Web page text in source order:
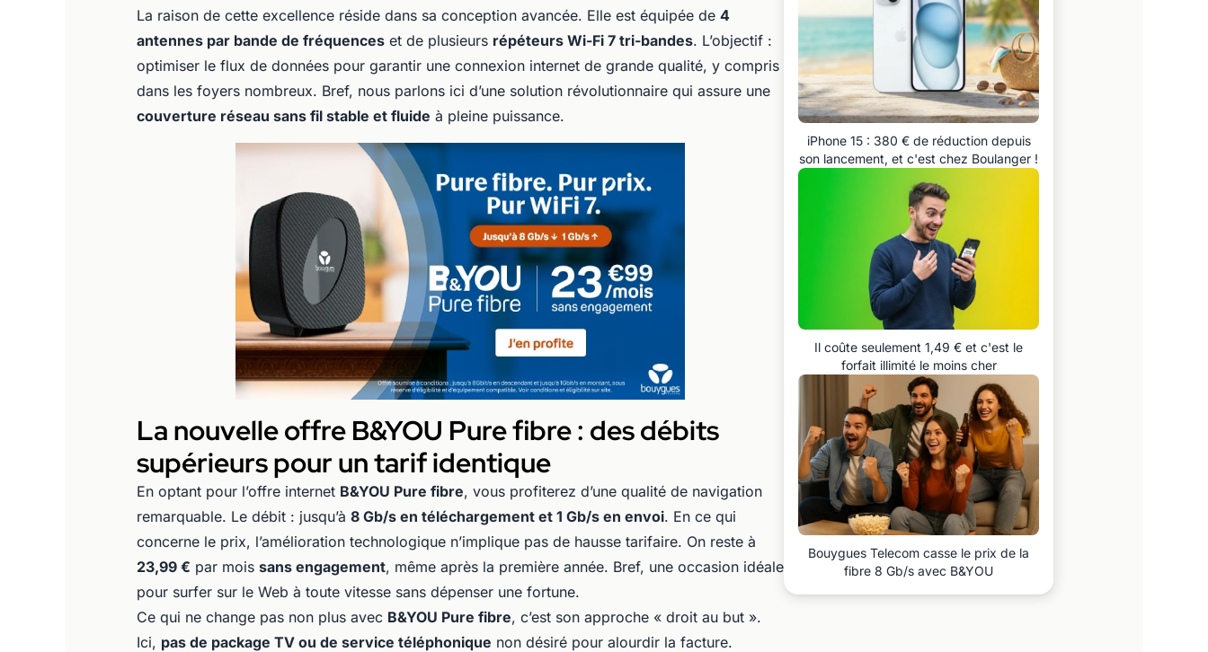
La raison de cette excellence réside dans sa conception avancée. Elle est équipée de 4
antennes par bande de fréquences et de plusieurs répéteurs Wi-Fi 7 tri-bandes. L’objectif :
optimiser le flux de données pour garantir une connexion internet de grande qualité, y compris
dans les foyers nombreux. Bref, nous parlons ici d’une solution révolutionnaire qui assure une
couverture réseau sans fil stable et fluide à pleine puissance.
La nouvelle offre B&YOU Pure fibre : des débits
supérieurs pour un tarif identique
En optant pour l’offre internet B&YOU Pure fibre, vous profiterez d’une qualité de navigation
remarquable. Le débit : jusqu’à 8 Gb/s en téléchargement et 1 Gb/s en envoi. En ce qui
concerne le prix, l’amélioration technologique n’implique pas de hausse tarifaire. On reste à
23,99 € par mois sans engagement, même après la première année. Bref, une occasion idéale
pour surfer sur le Web à toute vitesse sans dépenser une fortune.
Ce qui ne change pas non plus avec B&YOU Pure fibre, c’est son approche « droit au but ».
Ici, pas de package TV ou de service téléphonique non désiré pour alourdir la facture.
iPhone 15 : 380 € de réduction depuis
son lancement, et c'est chez Boulanger !
Il coûte seulement 1,49 € et c'est le
forfait illimité le moins cher
Bouygues Telecom casse le prix de la
fibre 8 Gb/s avec B&YOU